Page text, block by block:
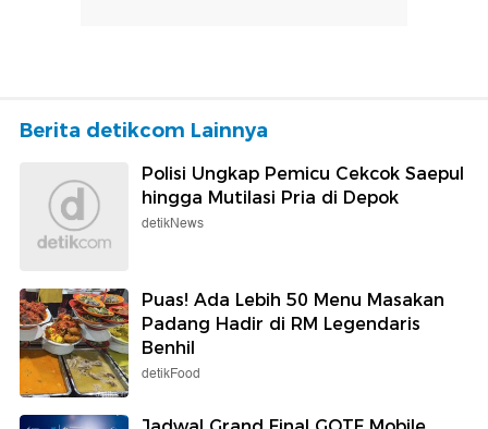
Berita detikcom Lainnya
Polisi Ungkap Pemicu Cekcok Saepul
hingga Mutilasi Pria di Depok
detikNews
Puas! Ada Lebih 50 Menu Masakan
Padang Hadir di RM Legendaris
Benhil
detikFood